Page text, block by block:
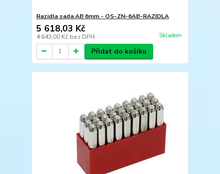
Razidla sada AB 6mm - OS-ZN-6AB-RAZIDLA
5 618,03 Kč
4 643,00 Kč bez DPH Skladem
Přidat do košíku